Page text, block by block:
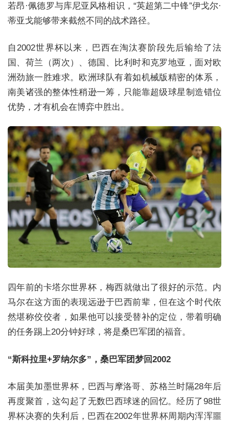
若昂·佩德罗与库尼亚风格相识，“英超第二中锋”伊戈尔·
蒂亚戈能够带来截然不同的战术路径。
自2002世界杯以来，巴西在淘汰赛阶段先后输给了法
国、荷兰（两次）、德国、比利时和克罗地亚，面对欧
洲劲旅一胜难求。欧洲球队有着如机械版精密的体系，
南美诸强的整体性稍逊一筹，只能靠超级球星制造错位
优势，才有机会在博弈中胜出。
四年前的卡塔尔世界杯，梅西就做出了很好的示范。内
马尔在这方面的表现远逊于巴西前辈，但在这个时代依
然堪称佼佼者，如果他可以接受替补的定位，带着明确
的任务踢上20分钟好球，将是桑巴军团的福音。
“斯科拉里+罗纳尔多”，桑巴军团梦回2002
本届美加墨世界杯，巴西与摩洛哥、苏格兰时隔28年后
再度聚首，这勾起了无数巴西球迷的回忆。经历了98世
界杯决赛的失利后，巴西在2002年世界杯周期内浑浑噩